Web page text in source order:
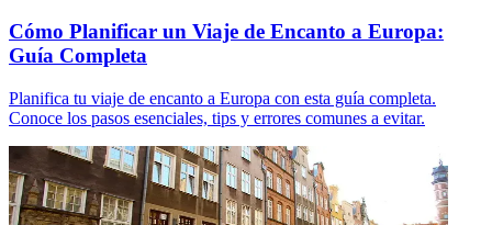
Cómo Planificar un Viaje de Encanto a Europa:
Guía Completa
Planifica tu viaje de encanto a Europa con esta guía completa.
Conoce los pasos esenciales, tips y errores comunes a evitar.